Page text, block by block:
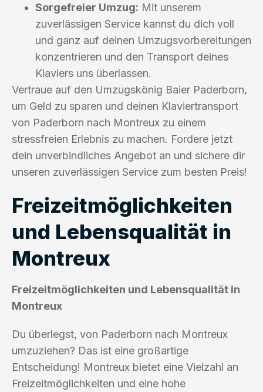
Sorgefreier Umzug: Mit unserem
zuverlässigen Service kannst du dich voll
und ganz auf deinen Umzugsvorbereitungen
konzentrieren und den Transport deines
Klaviers uns überlassen.
Vertraue auf den Umzugskönig Baier Paderborn,
um Geld zu sparen und deinen Klaviertransport
von Paderborn nach Montreux zu einem
stressfreien Erlebnis zu machen. Fordere jetzt
dein unverbindliches Angebot an und sichere dir
unseren zuverlässigen Service zum besten Preis!
Freizeitmöglichkeiten
und Lebensqualität in
Montreux
Freizeitmöglichkeiten und Lebensqualität in
Montreux
Du überlegst, von Paderborn nach Montreux
umzuziehen? Das ist eine großartige
Entscheidung! Montreux bietet eine Vielzahl an
Freizeitmöglichkeiten und eine hohe